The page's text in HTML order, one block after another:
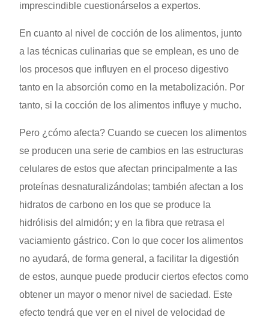
imprescindible cuestionárselos a expertos.
En cuanto al nivel de cocción de los alimentos, junto
a las técnicas culinarias que se emplean, es uno de
los procesos que influyen en el proceso digestivo
tanto en la absorción como en la metabolización. Por
tanto, si la cocción de los alimentos influye y mucho.
Pero ¿cómo afecta? Cuando se cuecen los alimentos
se producen una serie de cambios en las estructuras
celulares de estos que afectan principalmente a las
proteínas desnaturalizándolas; también afectan a los
hidratos de carbono en los que se produce la
hidrólisis del almidón; y en la fibra que retrasa el
vaciamiento gástrico. Con lo que cocer los alimentos
no ayudará, de forma general, a facilitar la digestión
de estos, aunque puede producir ciertos efectos como
obtener un mayor o menor nivel de saciedad. Este
efecto tendrá que ver en el nivel de velocidad de